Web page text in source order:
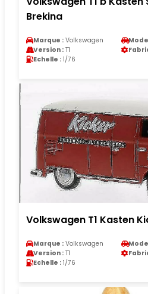
Brekina
Marque : Volkswagen
Version : T1
Echelle : 1/76
Volkswagen T1 Kasten
Marque : Volkswagen
Version : T1
Echelle : 1/76